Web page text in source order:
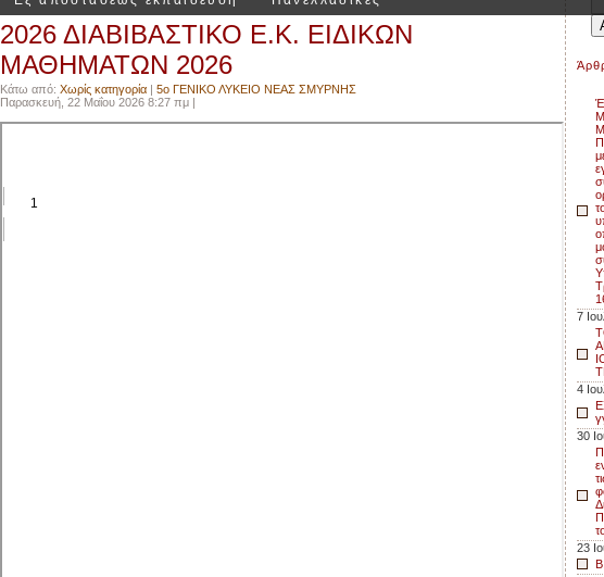
2026 ΔΙΑΒΙΒΑΣΤΙΚΟ Ε.Κ. ΕΙΔΙΚΩΝ
ΜΑΘΗΜΑΤΩΝ 2026
Κάτω από: Χωρίς κατηγορία | 5ο ΓΕΝΙΚΟ ΛΥΚΕΙΟ ΝΕΑΣ ΣΜΥΡΝΗΣ
Παρασκευή, 22 Μαΐου 2026 8:27 πμ |
7
4
30
23